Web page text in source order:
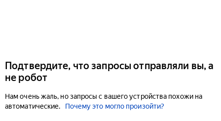
Подтвердите, что запросы отправляли вы, а
не робот
Нам очень жаль, но запросы с вашего устройства похожи на
автоматические.
Почему это могло произойти?